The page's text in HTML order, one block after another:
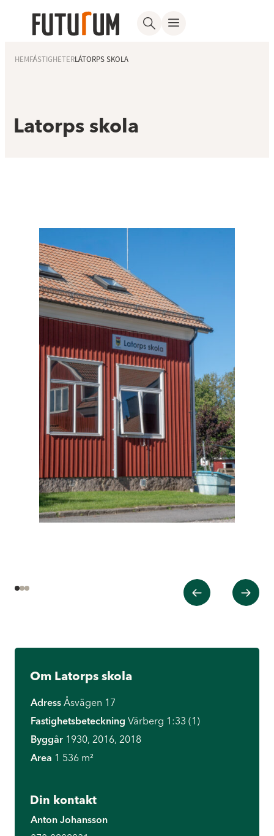
HEMFASTIGHETERLATORPS SKOLA
Latorps skola
Tidigare Nästa
123
Om Latorps skola
Adress Åsvägen 17
Fastighetsbeteckning Värberg 1:33 (1)
Byggår 1930, 2016, 2018
Area 1 536 m²
Din kontakt
Anton Johansson